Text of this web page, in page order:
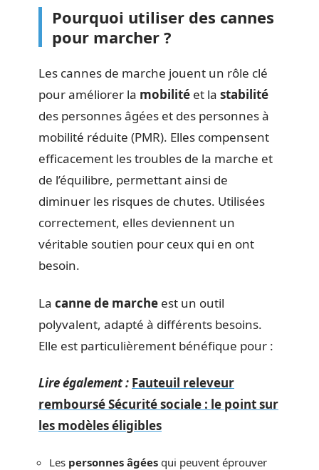
Pourquoi utiliser des cannes
pour marcher ?
Les cannes de marche jouent un rôle clé
pour améliorer la mobilité et la stabilité
des personnes âgées et des personnes à
mobilité réduite (PMR). Elles compensent
efficacement les troubles de la marche et
de l’équilibre, permettant ainsi de
diminuer les risques de chutes. Utilisées
correctement, elles deviennent un
véritable soutien pour ceux qui en ont
besoin.
La canne de marche est un outil
polyvalent, adapté à différents besoins.
Elle est particulièrement bénéfique pour :
Lire également : Fauteuil releveur
remboursé Sécurité sociale : le point sur
les modèles éligibles
Les personnes âgées qui peuvent éprouver